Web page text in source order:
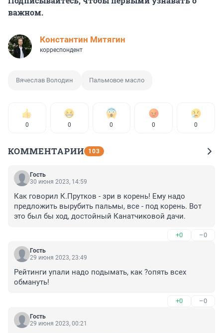
важном.
Константин Митягин
корреспондент
Вячеслав Володин Пальмовое масло
0 0 0 0 0
КОММЕНТАРИИ 103
Гость
30 июня 2023, 14:59
Как говорил К.Прутков - зри в корень! Ему надо
предложить вырубить пальмы, все - под корень. Вот
это был бы ход, достойный Канатчиковой дачи.
+0 –0
Гость
29 июня 2023, 23:49
Рейтинги упали надо подымать, как ?опять всех
обмануть!
+0 –0
Гость
29 июня 2023, 00:21